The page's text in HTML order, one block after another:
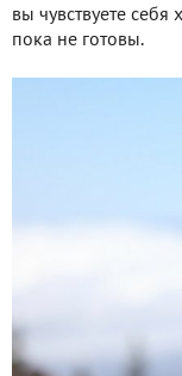
вы чувствуете себя
пока не готовы.